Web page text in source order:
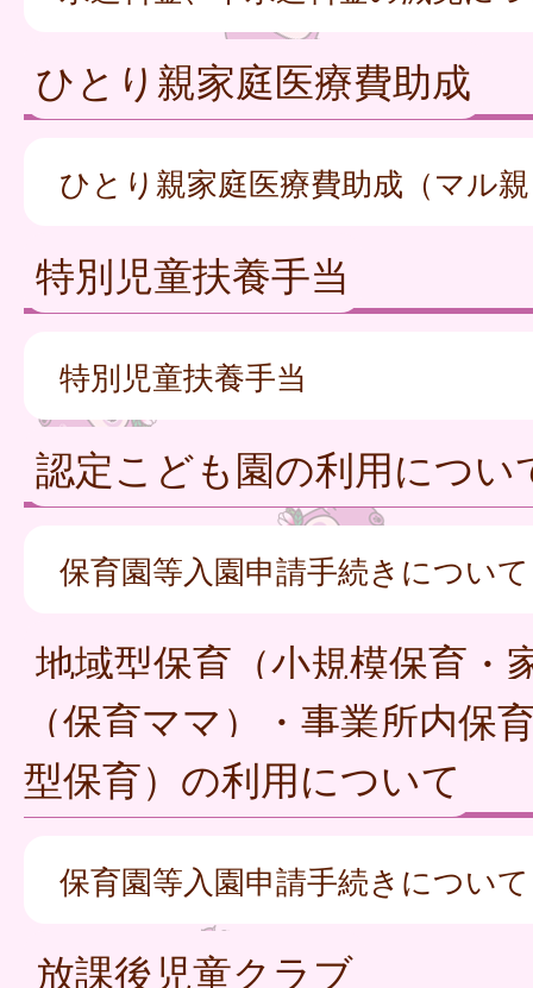
ひとり親家庭医療費助成
ひとり親家庭医療費助成（マル
特別児童扶養手当
特別児童扶養手当
認定こども園の利用につい
保育園等入園申請手続きについて
地域型保育（小規模保育・
（保育ママ）・事業所内保
型保育）の利用について
保育園等入園申請手続きについて
放課後児童クラブ